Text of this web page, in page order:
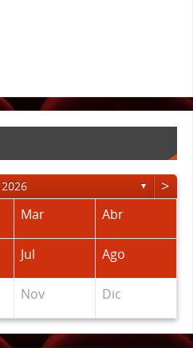
2026 ▼ >
Mar Abr
Jul Ago
Nov Dic